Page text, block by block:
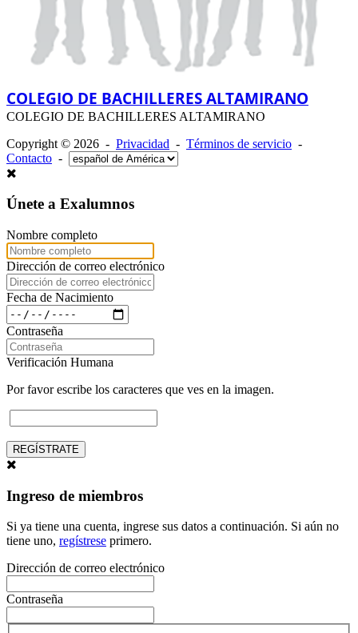
COLEGIO DE BACHILLERES ALTAMIRANO
COLEGIO DE BACHILLERES ALTAMIRANO
Copyright © 2026 - Privacidad - Términos de servicio -
Contacto -
Únete a Exalumnos
Nombre completo
Dirección de correo electrónico
Fecha de Nacimiento
Contraseña
Verificación Humana
Por favor escribe los caracteres que ves en la imagen.
REGÍSTRATE
Ingreso de miembros
Si ya tiene una cuenta, ingrese sus datos a continuación. Si aún no
tiene uno, regístrese primero.
Dirección de correo electrónico
Contraseña